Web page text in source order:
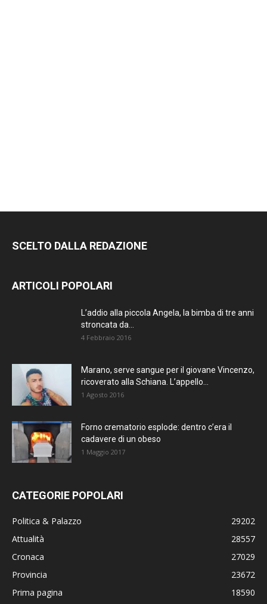
SCELTO DALLA REDAZIONE
ARTICOLI POPOLARI
L’addio alla piccola Angela, la bimba di tre anni
stroncata da...
4 Febbraio 2016
Marano, serve sangue per il giovane Vincenzo,
ricoverato alla Schiana. L’appello...
1 Agosto 2016
Forno crematorio esplode: dentro c’era il
cadavere di un obeso
1 Maggio 2017
CATEGORIE POPOLARI
Politica & Palazzo
29202
Attualità
28557
Cronaca
27029
Provincia
23672
Prima pagina
18590